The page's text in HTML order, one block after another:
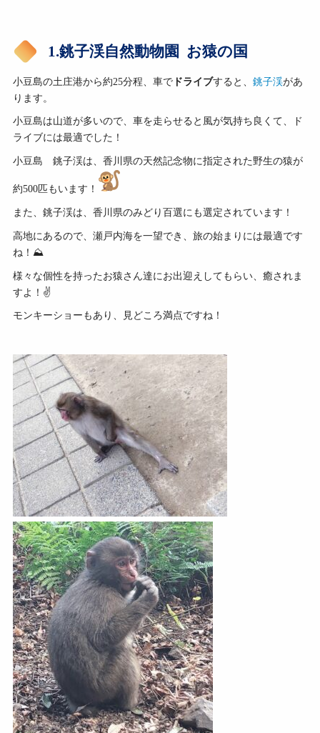
1.銚子渓自然動物園 お猿の国
小豆島の土庄港から約25分程、車で ドライブすると、 銚子渓があ
ります。
小豆島は山道が多いので、車を走らせると風が気持ち良くて、ド
ライブには最適でした！
小豆島 銚子渓は、香川県の天然記念物に指定された野生の猿が
約500匹もいます！
また、銚子渓は、香川県のみどり百選にも選定されています！
高地にあるので、瀬戸内海を一望でき、旅の始まりには最適です
ね！⛰
様々な個性を持ったお猿さん達にお出迎えしてもらい、癒されま
すよ！✌️
モンキーショーもあり、見どころ満点ですね！